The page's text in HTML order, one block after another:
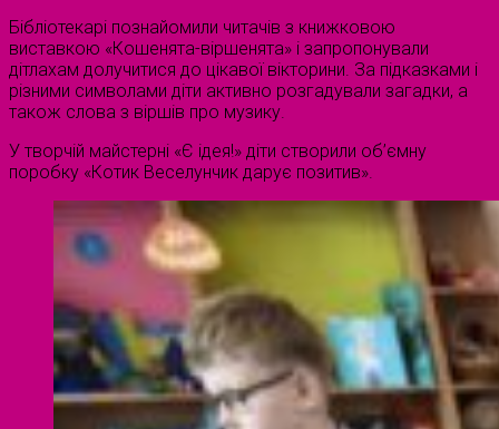
Бібліотекарі познайомили читачів з книжковою
виставкою «Кошенята-віршенята» і запропонували
дітлахам долучитися до цікавої вікторини. За підказками і
різними символами діти активно розгадували загадки, а
також слова з віршів про музику.
У творчій майстерні «Є ідея!» діти створили об’ємну
поробку «Котик Веселунчик дарує позитив».